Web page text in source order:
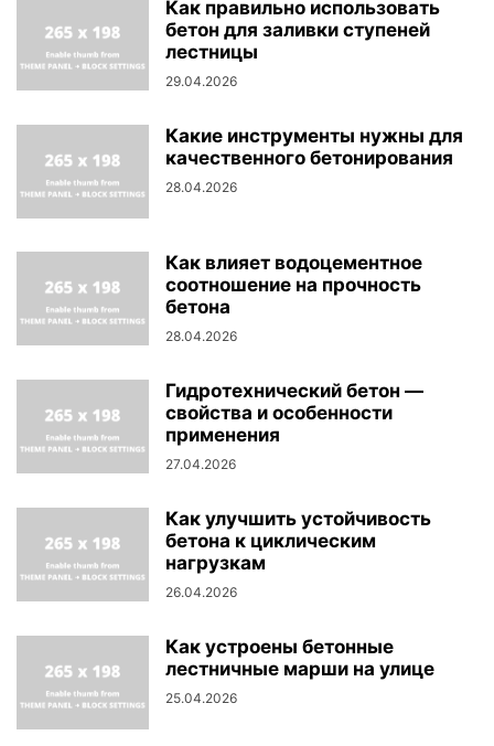
Как правильно использовать
бетон для заливки ступеней
лестницы
29.04.2026
Какие инструменты нужны для
качественного бетонирования
28.04.2026
Как влияет водоцементное
соотношение на прочность
бетона
28.04.2026
Гидротехнический бетон —
свойства и особенности
применения
27.04.2026
Как улучшить устойчивость
бетона к циклическим
нагрузкам
26.04.2026
Как устроены бетонные
лестничные марши на улице
25.04.2026